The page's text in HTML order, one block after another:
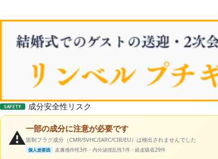
SAFETY 成分安全性リスク
⚠️一部の成分に注意が必要です
規制フラグ成分（CMR/SVHC/IARC/CIR/EU）は検出されませんでした
個人差要因 皮膚感作性3件・内分泌撹乱性1件・経皮吸収29件